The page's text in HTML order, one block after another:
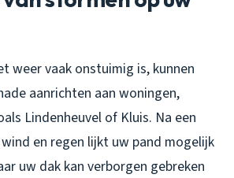
weer vaak onstuimig is, kunnen
aanrichten aan woningen,
Lindenheuvel of Kluis. Na een
en regen lijkt uw pand mogelijk
uw dak kan verborgen gebreken